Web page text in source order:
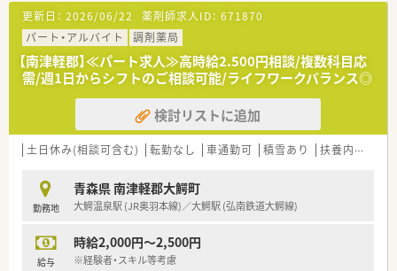
更新日： 2026/06/22 薬剤師求人ID： 671870
パート・アルバイト
調剤薬局
【南津軽郡】≪パート求人≫高時給2.500円相談/複数科目応
需/週1日からシフトのご相談可能/ライフワークバランス◎
検討リストに追加
土日休み(相談可含む) 転勤なし 車通勤可 積雪あり 扶養内勤務OK
勤務地
青森県 南津軽郡大鰐町
大鰐温泉駅 (JR奥羽本線)／大鰐駅 (弘南鉄道大鰐線)
給与
時給2,000円～2,500円
※経験者・スキル等考慮